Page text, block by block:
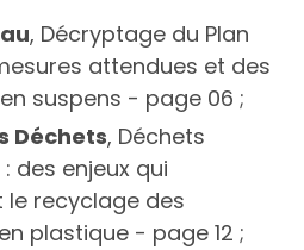
, Décryptage du Plan
attendues et des
suspens - page 06 ;
Déchets, Déchets
des enjeux qui
le recyclage des
plastique - page 12 ;